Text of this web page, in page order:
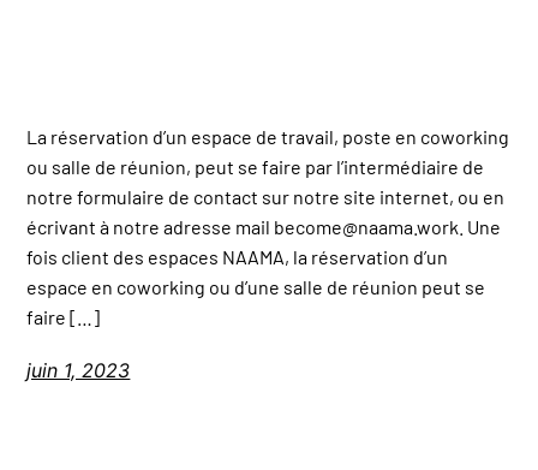
La réservation d’un espace de travail, poste en coworking
ou salle de réunion, peut se faire par l’intermédiaire de
notre formulaire de contact sur notre site internet, ou en
écrivant à notre adresse mail become@naama.work. Une
fois client des espaces NAAMA, la réservation d’un
espace en coworking ou d’une salle de réunion peut se
faire […]
juin 1, 2023